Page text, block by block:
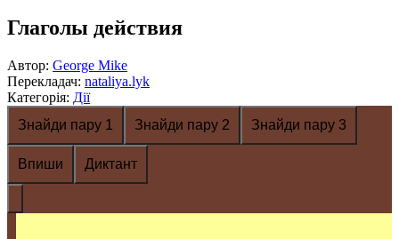
Глаголы действия
Автор: George Mike
Перекладач: nataliya.lyk
Категорія: Дії
Знайди пару 1
Знайди пару 2 Знайди пару 3
Впиши Диктант